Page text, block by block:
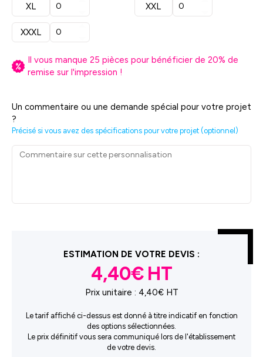
XL XXL
XXXL
Il vous manque 25 pièces pour bénéficier de 20% de
remise sur l'impression !
Un commentaire ou une demande spécial pour votre projet
?
Précisé si vous avez des spécifications pour votre projet (optionnel)
ESTIMATION DE VOTRE DEVIS :
4,40€
Prix unitaire : 4,40€ HT
Le tarif affiché ci-dessus est donné à titre indicatif en fonction
des options sélectionnées.
Le prix définitif vous sera communiqué lors de l'établissement
de votre devis.